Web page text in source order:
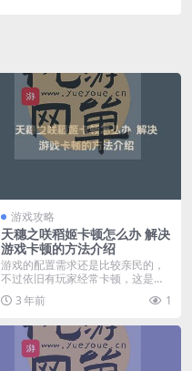
游戏攻略
天穗之咲稻姬卡顿怎么办 解决
游戏卡顿的方法介绍
游戏的配置需求还是比较亲民的，
不过依旧有玩家经常卡顿，这是为
什么呢？下面我们就为...
3 年前 1